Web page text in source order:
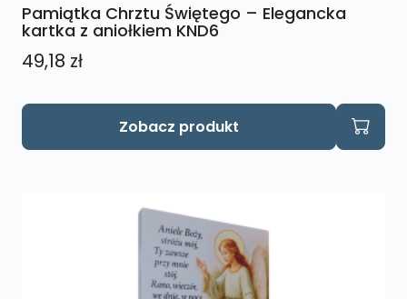
Pamiątka Chrztu Świętego – Elegancka
kartka z aniołkiem KND6
49,18 zł
Zobacz produkt